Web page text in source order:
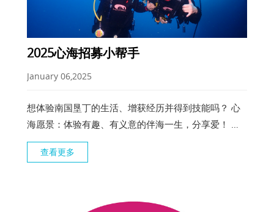
2025心海招募小帮手
January 06,2025
想体验南国垦丁的生活、增获经历并得到技能吗？ 心
海愿景：体验有趣、有义意的伴海一生，分享爱！ 打
工换宿 or 换潜水证,心海还想给你更多。 【单位】：
心海潜水有限公司(浮潜、水肺、SUP) 【统编】：
查看更多